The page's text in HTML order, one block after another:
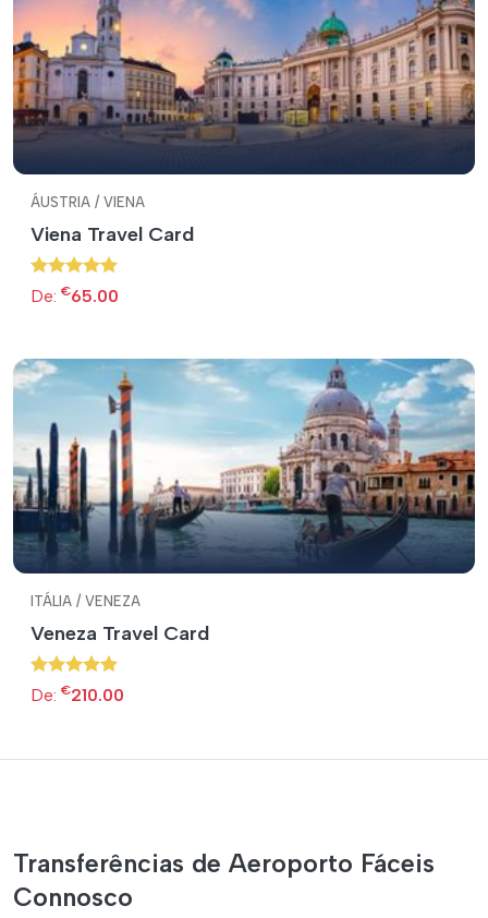
ÁUSTRIA / VIENA
Viena Travel Card
De: €65.00
ITÁLIA / VENEZA
Veneza Travel Card
De: €210.00
Transferências de Aeroporto Fáceis
Connosco